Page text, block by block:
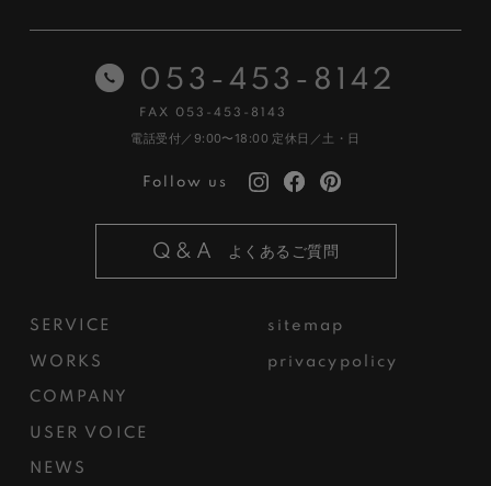
SERVICE
WORKS
COMPANY
USER VOICE
NEWS
sitemap
privacypolicy
053-453-8142
FAX 053-453-8143
電話受付／9:00〜18:00 定休日／土・日
Follow us
Q&A よくあるご質問